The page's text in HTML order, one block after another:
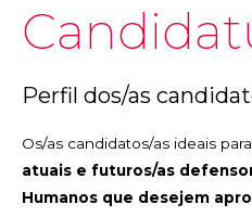
Perfil dos/as
Os/as candidatos/as ideais
atuais e futuros/as
Humanos que desejem